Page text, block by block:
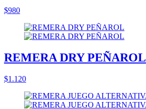
$980
REMERA DRY PEÑAROL
$1.120